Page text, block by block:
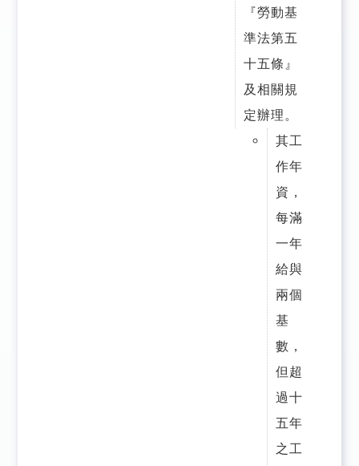
『勞動基
準法第五
十五條』
及相關規
定辦理。
其工
作年
資，
每滿
一年
給與
兩個
基
數，
但超
過十
五年
之工